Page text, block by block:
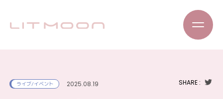
ライブ/イベント 2025.08.19 SHARE :